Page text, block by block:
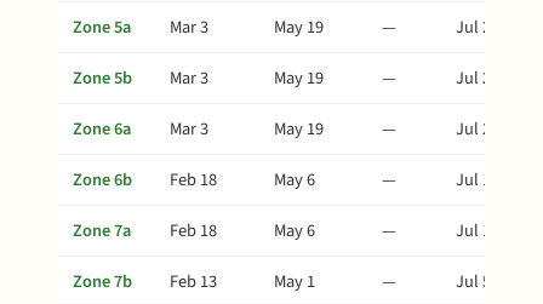
Zone 5a
Mar 3 May 19 —
Jul 23
Zone 5b
Mar 3 May 19 —
Jul 23
Zone 6a
Mar 3 May 19 —
Jul 23
Zone 6b
Feb 18 May 6 —
Jul 10
Zone 7a
Feb 18 May 6 —
Jul 10
Zone 7b
Feb 13 May 1 —
Jul 5